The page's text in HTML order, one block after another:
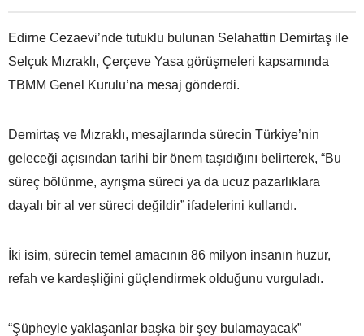
Edirne Cezaevi’nde tutuklu bulunan Selahattin Demirtaş ile
Selçuk Mızraklı, Çerçeve Yasa görüşmeleri kapsamında
TBMM Genel Kurulu’na mesaj gönderdi.
Demirtaş ve Mızraklı, mesajlarında sürecin Türkiye’nin
geleceği açısından tarihi bir önem taşıdığını belirterek, “Bu
süreç bölünme, ayrışma süreci ya da ucuz pazarlıklara
dayalı bir al ver süreci değildir” ifadelerini kullandı.
İki isim, sürecin temel amacının 86 milyon insanın huzur,
refah ve kardeşliğini güçlendirmek olduğunu vurguladı.
“Şüpheyle yaklaşanlar başka bir şey bulamayacak”